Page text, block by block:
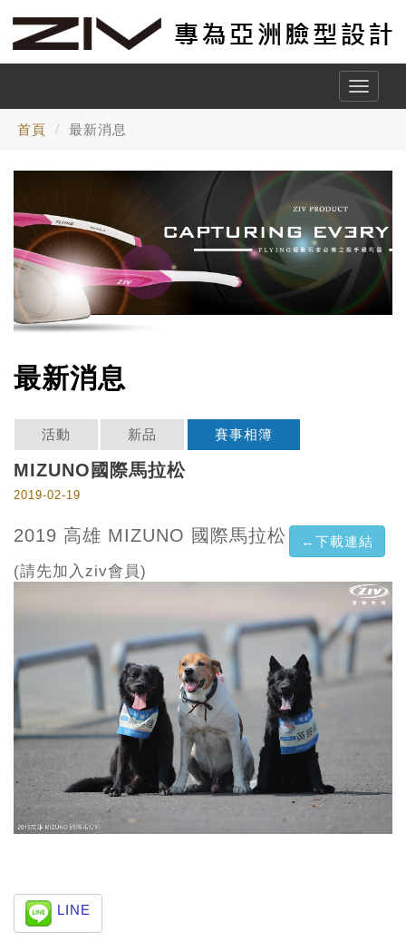
Toggle
首頁 最新消息
最新消息
活動 新品 賽事相簿
MIZUNO國際馬拉松
2019-02-19
2019 高雄 MIZUNO 國際馬拉松 ←下載連結
(請先加入ziv會員)
LINE